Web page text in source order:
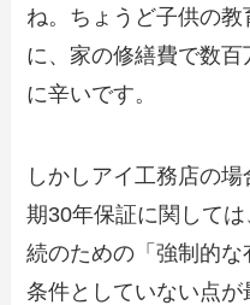
ね。ちょうど子供の
に、家の修繕費で数
に辛いです。
しかしアイ工務店の
期30年保証に関して
続のための「強制的
条件としていない点が